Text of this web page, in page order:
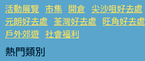
活動展覽 市集 開倉 尖沙咀好去處
元朗好去處 荃灣好去處 旺角好去處
戶外郊遊 社會福利
熱門類別